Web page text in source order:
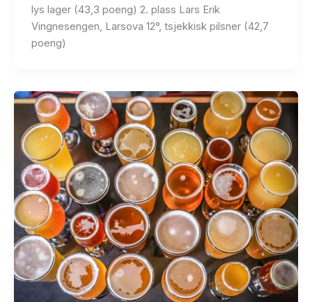
lys lager (43,3 poeng) 2. plass Lars Erik
Vingnesengen, Larsova 12°, tsjekkisk pilsner (42,7
poeng)